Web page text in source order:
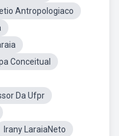
Antropologiaco
Conceitual
Da Ufpr
Irany LaraiaNeto